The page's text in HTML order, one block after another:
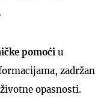
.
pomoći u
zadržan
opasnosti.